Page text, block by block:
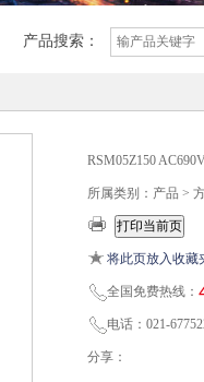
产品搜索：
RSM05Z150
所属类别：产品 >
将此页放入收藏
全国免费热线：
电话：021-
分享：